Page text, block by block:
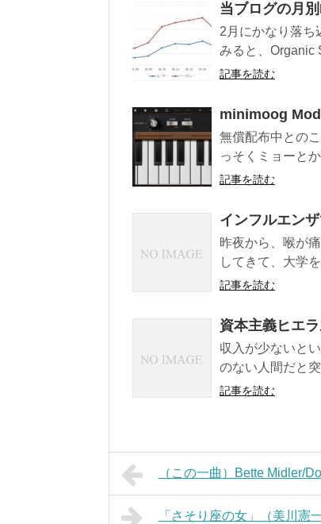
当ブログの月
2月にかなり落ち
みると、Organic
記事を読む
minimoog
無償配布中との
っそくミョーと
記事を読む
インフルエン
昨夜から、喉が
してきて、大学
記事を読む
資本主義ヒエ
収入が少ないと
のない人間だと
記事を読む
（この一曲）Bette Midler/
「さそり座の女」（美川憲